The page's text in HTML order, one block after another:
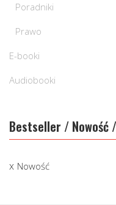
Poradniki
Prawo
E-booki
Audiobooki
Bestseller / Nowość
Nowość